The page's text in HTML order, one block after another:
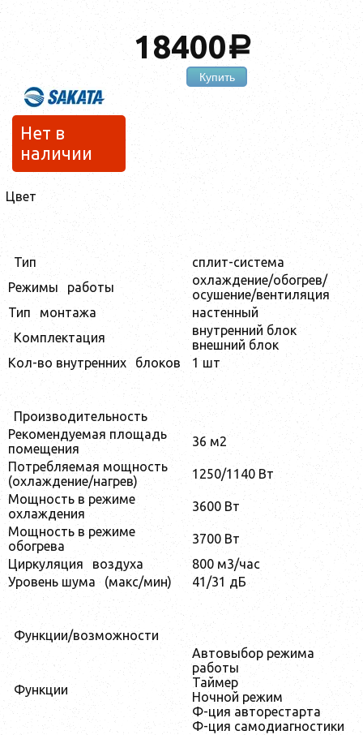
18400a
Купить
Нет в
наличии
Цвет
Тип
сплит-система
Режимы
работы
охлаждение/обогрев/
осушение/вентиляция
Тип
монтажа
настенный
Комплектация
внутренний блок
внешний блок
Кол-во внутренних
блоков 1 шт
Производительность
Рекомендуемая площадь
помещения
36 м2
Потребляемая мощность
(охлаждение/нагрев)
1250/1140 Вт
Мощность в режиме
охлаждения
3600 Вт
Мощность в режиме
обогрева
3700 Вт
Циркуляция
воздуха
800 м3/час
Уровень шума
(макс/мин) 41/31 дБ
Функции/возможности
Функции
Автовыбор режима
работы
Таймер
Ночной режим
Ф-ция авторестарта
Ф-ция самодиагностики